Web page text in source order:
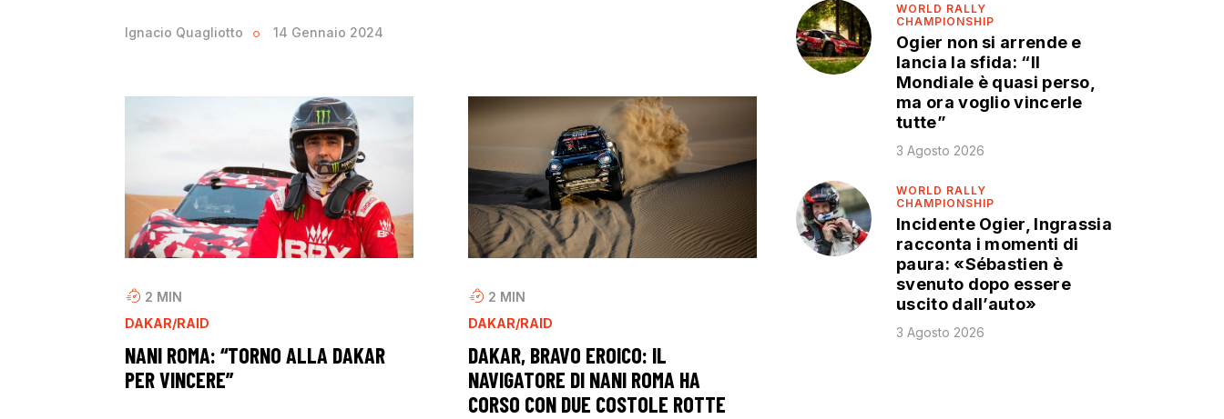
Ignacio Quagliotto 14 Gennaio 2024
2 MIN
DAKAR/RAID
NANI ROMA: “TORNO ALLA DAKAR
PER VINCERE”
2 MIN
DAKAR/RAID
DAKAR, BRAVO EROICO: IL
NAVIGATORE DI NANI ROMA HA
CORSO CON DUE COSTOLE ROTTE
WORLD RALLY
CHAMPIONSHIP
Ogier non si arrende e
lancia la sfida: “Il
Mondiale è quasi perso,
ma ora voglio vincerle
tutte”
3 Agosto 2026
WORLD RALLY
CHAMPIONSHIP
Incidente Ogier, Ingrassia
racconta i momenti di
paura: «Sébastien è
svenuto dopo essere
uscito dall’auto»
3 Agosto 2026